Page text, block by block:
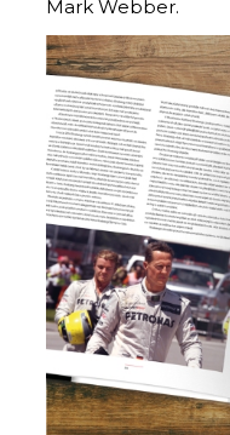
Mark Webber.